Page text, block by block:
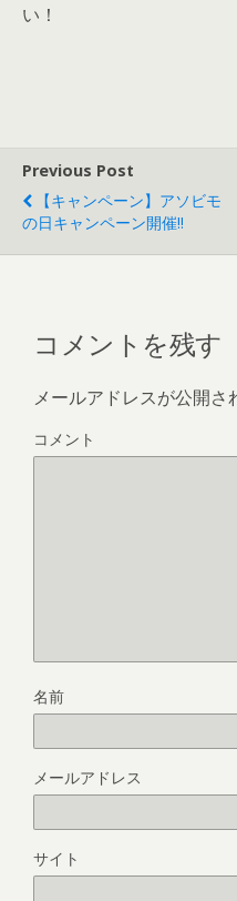
い！
Previous Post
【キャンペーン】アソビモ
の日キャンペーン開催!!
コメントを残す
メールアドレスが公開さ
コメント
名前
メールアドレス
サイト